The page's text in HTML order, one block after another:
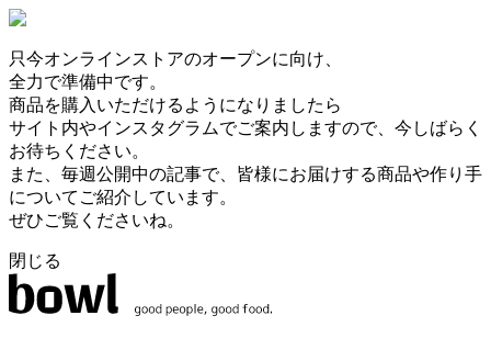
只今オンラインストアのオープンに向け、
全力で準備中です。
商品を購入いただけるようになりましたら
サイト内やインスタグラムでご案内しますので、今しばらく
お待ちください。
また、毎週公開中の記事で、皆様にお届けする商品や作り手
についてご紹介しています。
ぜひご覧くださいね。
閉じる